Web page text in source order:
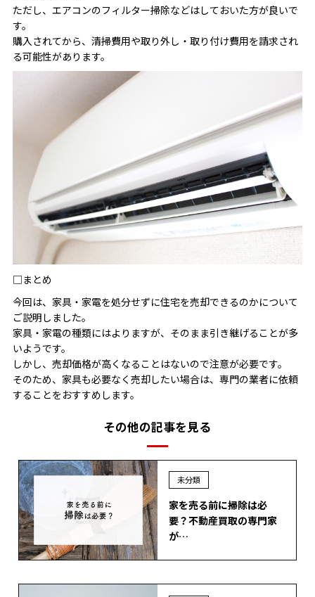
ただし、エアコンのフィルター掃除などはしておいた方が良いで
す。
購入されてから、清掃費用や取り外し・取り付け費用を請求され
る可能性があります。
□まとめ
今回は、家具・家電を処分せずに住宅を売却できるのかについて
ご説明しました。
家具・家電の種類にはよりますが、そのまま引き継げることが多
いようです。
しかし、売却価格が高くなることはないので注意が必要です。
そのため、家具も必要なく売却したい場合は、専門の業者に依頼
することをおすすめします。
その他の記事を見る
未分類
家を売る前に掃除は必
要？不動産買取の専門家
が…